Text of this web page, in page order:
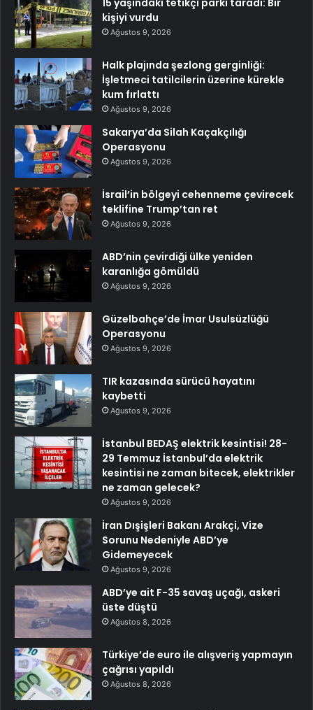
15 yaşındaki tetikçi parkı taradı: Bir
kişiyi vurdu
Ağustos 9, 2026
Halk plajında şezlong gerginliği:
İşletmeci tatilcilerin üzerine kürekle
kum fırlattı
Ağustos 9, 2026
Sakarya’da Silah Kaçakçılığı
Operasyonu
Ağustos 9, 2026
İsrail’in bölgeyi cehenneme çevirecek
teklifine Trump’tan ret
Ağustos 9, 2026
ABD’nin çevirdiği ülke yeniden
karanlığa gömüldü
Ağustos 9, 2026
Güzelbahçe’de İmar Usulsüzlüğü
Operasyonu
Ağustos 9, 2026
TIR kazasında sürücü hayatını
kaybetti
Ağustos 9, 2026
İstanbul BEDAŞ elektrik kesintisi! 28-
29 Temmuz İstanbul’da elektrik
kesintisi ne zaman bitecek, elektrikler
ne zaman gelecek?
Ağustos 9, 2026
İran Dışişleri Bakanı Arakçi, Vize
Sorunu Nedeniyle ABD’ye
Gidemeyecek
Ağustos 9, 2026
ABD’ye ait F-35 savaş uçağı, askeri
üste düştü
Ağustos 8, 2026
Türkiye’de euro ile alışveriş yapmayın
çağrısı yapıldı
Ağustos 8, 2026